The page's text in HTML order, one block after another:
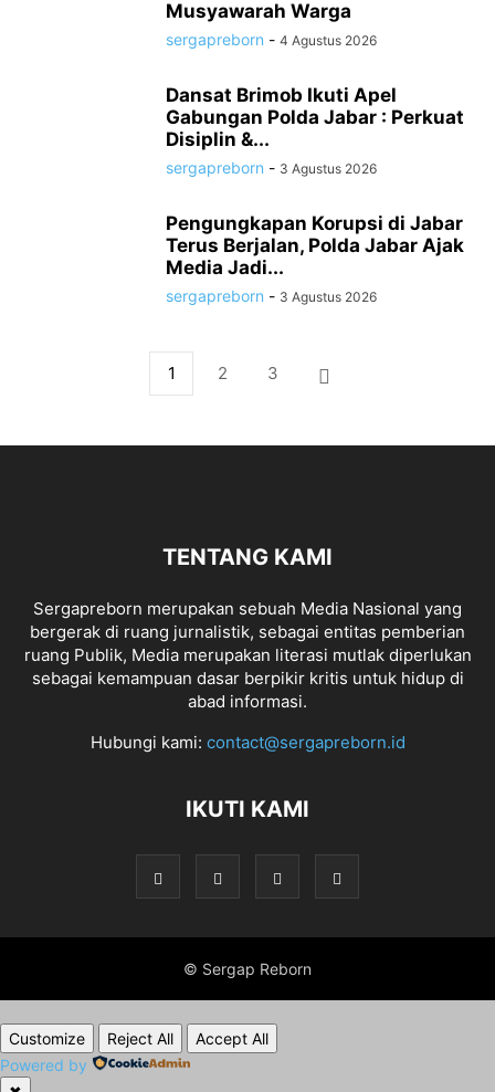
Musyawarah Warga
sergapreborn - 4 Agustus 2026
Dansat Brimob Ikuti Apel
Gabungan Polda Jabar : Perkuat
Disiplin &...
sergapreborn - 3 Agustus 2026
Pengungkapan Korupsi di Jabar
Terus Berjalan, Polda Jabar Ajak
Media Jadi...
sergapreborn - 3 Agustus 2026
1 2 3
TENTANG KAMI
Sergapreborn merupakan sebuah Media Nasional yang
bergerak di ruang jurnalistik, sebagai entitas pemberian
ruang Publik, Media merupakan literasi mutlak diperlukan
sebagai kemampuan dasar berpikir kritis untuk hidup di
abad informasi.
Hubungi kami: contact@sergapreborn.id
IKUTI KAMI
© Sergap Reborn
Customize Reject All
Accept All
Powered by